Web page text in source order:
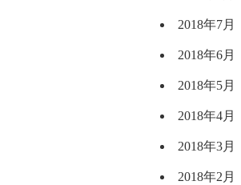
2018年7月
2018年6月
2018年5月
2018年4月
2018年3月
2018年2月